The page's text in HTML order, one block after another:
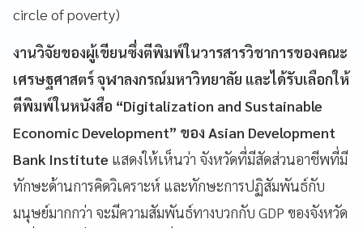
circle of poverty)
งานวิจัยของผู้เขียนซึ่งตีพิมพ์ในวารสารวิชาการของคณะ
เศรษฐศาสตร์ จุฬาลงกรณ์มหาวิทยาลัย และได้รับเลือกให้
ตีพิมพ์ในหนังสือ “Digitalization and Sustainable
Economic Development” ของ Asian Development
Bank Institute แสดงให้เห็นว่า จังหวัดที่มีสัดส่วนอาชีพที่มี
ทักษะด้านการคิดวิเคราะห์ และทักษะการปฏิสัมพันธ์กับ
มนุษย์มากกว่า จะมีความสัมพันธ์ทางบวกกับ GDP ของจังหวัด